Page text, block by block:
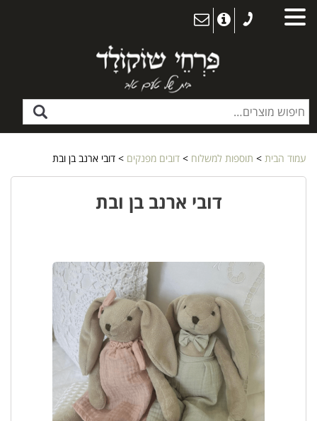
עמוד הבית > תוספות למשלוח > דובים מפנקים > דובי ארנב בן ובת
דובי ארנב בן ובת